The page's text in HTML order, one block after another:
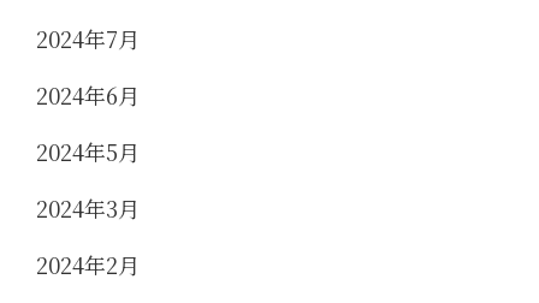
2024年7月
2024年6月
2024年5月
2024年3月
2024年2月